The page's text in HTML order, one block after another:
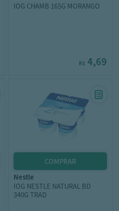
IOG CHAMB 165G MORANGO
R$ 4,69
nestle
IOG NESTLE NATURAL BD
340G TRAD